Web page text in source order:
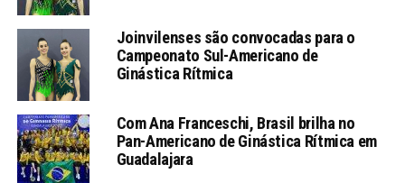
Joinvilenses são convocadas para o
Campeonato Sul-Americano de
Ginástica Rítmica
Com Ana Franceschi, Brasil brilha no
Pan-Americano de Ginástica Rítmica em
Guadalajara